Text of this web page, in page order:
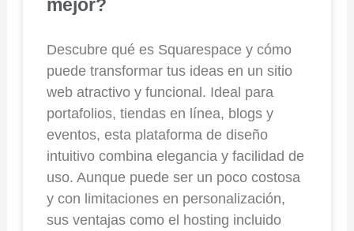
mejor?
Descubre qué es Squarespace y cómo
puede transformar tus ideas en un sitio
web atractivo y funcional. Ideal para
portafolios, tiendas en línea, blogs y
eventos, esta plataforma de diseño
intuitivo combina elegancia y facilidad de
uso. Aunque puede ser un poco costosa
y con limitaciones en personalización,
sus ventajas como el hosting incluido